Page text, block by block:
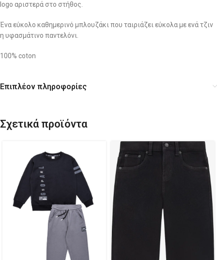
logo αριστερά στο στήθος.
Ένα εύκολο καθημερινό μπλουζάκι που ταιριάζει εύκολα με ενά τζιν
η υφασμάτινο παντελόνι.
100% coton
Επιπλέον πληροφορίες
Σχετικά προϊόντα